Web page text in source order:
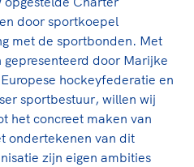
kantine en online?
Een gedragscode geeft
een belangrijk
rondom gewenst en
door sportkoepel
met de sportbonden. Met
door Marijke
hockeyfederatie en
sportbestuur, willen wij
het concreet maken van
ondertekenen van dit
zijn eigen ambities